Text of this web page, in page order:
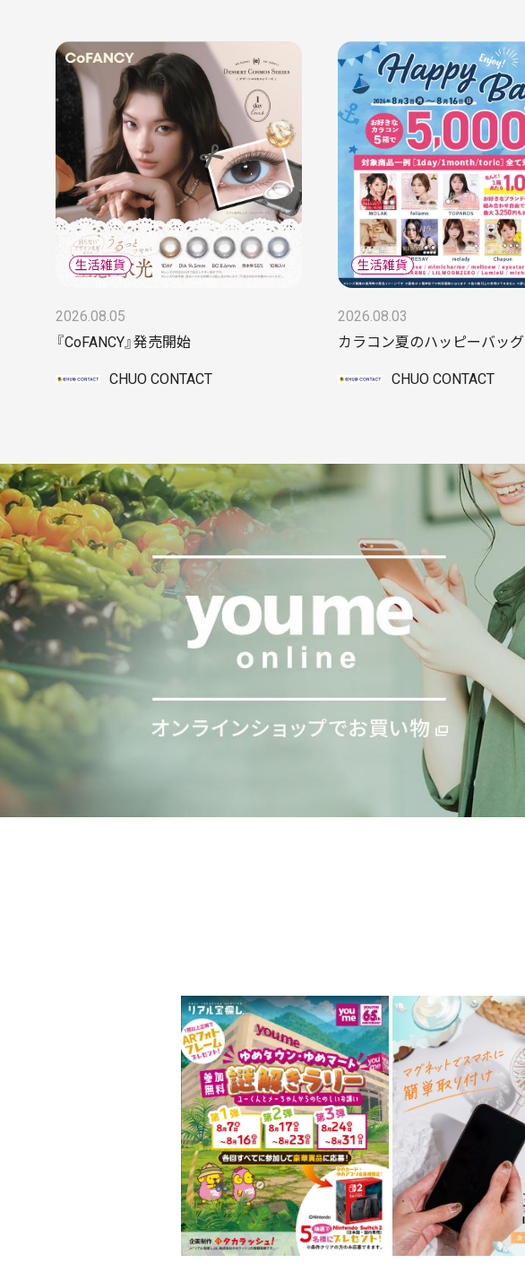
2026.08.05
『CoFANCY』発売開始
CHUO CONTACT
2026.08.03
カラコン夏のハッピーバッグ
CHUO CONTACT